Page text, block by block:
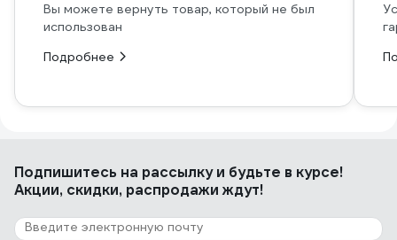
Вы можете вернуть товар, который не был
использован
Подробнее
Подпишитесь на рассылкуи будьте в курсе!
Акции, скидки, распродажи ждут!